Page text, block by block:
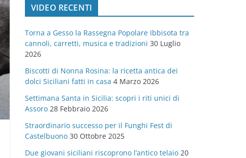
o
r
e
VIDEO RECENTI
Torna a Gesso la Rassegna Popolare Ibbisota tra
cannoli, carretti, musica e tradizioni 30 Luglio
2026
Biscotti di Nonna Rosina: la ricetta antica dei
dolci Siciliani fatti in casa 4 Marzo 2026
Settimana Santa in Sicilia: scopri i riti unici di
Assoro 28 Febbraio 2026
Straordinario successo per il Funghi Fest di
Castelbuono 30 Ottobre 2025
Due giovani siciliani riscoprono l’antico telaio 20